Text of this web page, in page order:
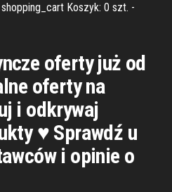
Koszyk: 0 szt. -
oferty już od
oferty na
i odkrywaj
♥ Sprawdź u
i opinie o